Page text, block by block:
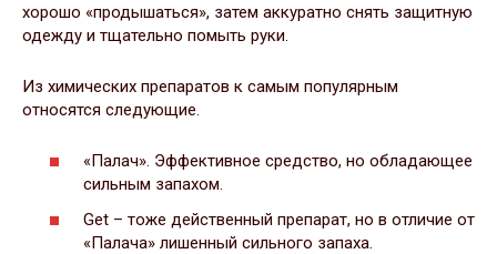
хорошо «продышаться», затем аккуратно снять защитную
одежду и тщательно помыть руки.
Из химических препаратов к самым популярным
относятся следующие.
«Палач». Эффективное средство, но обладающее
сильным запахом.
Get – тоже действенный препарат, но в отличие от
«Палача» лишенный сильного запаха.